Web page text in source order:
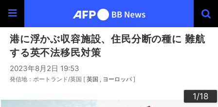
港に浮かぶ収容施設、住民分断の種に 難航
する英不法移民対策
2023年8月2日 19:53
発信地：ポートランド/英国 [ 英国 ヨーロッパ ]
1/18
2/18
3/18
4/18
5/18
6/18
7/18
8/18
9/18
10/18
11/18
12/18
13/18
14/18
15/18
16/18
17/18
18/18